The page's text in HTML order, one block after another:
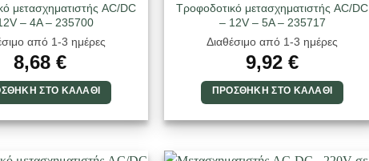
μετασχηματιστής AC/DC
– 4A – 235700
από 1-3 ημέρες
8,68 €
ΣΤΟ ΚΑΛΆΘΙ
Τροφοδοτικό μετασχηματιστής AC/DC
– 12V – 5A – 235717
Διαθέσιμο από 1-3 ημέρες
9,92 €
ΠΡΟΣΘΉΚΗ ΣΤΟ ΚΑΛΆΘΙ